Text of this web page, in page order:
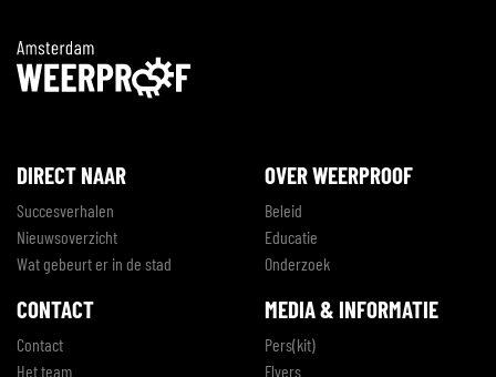
DIRECT NAAR
Succesverhalen
Nieuwsoverzicht
Wat gebeurt er in de stad
OVER WEERPROOF
Beleid
Educatie
Onderzoek
CONTACT
Contact
Het team
MEDIA & INFORMATIE
Pers(kit)
Flyers